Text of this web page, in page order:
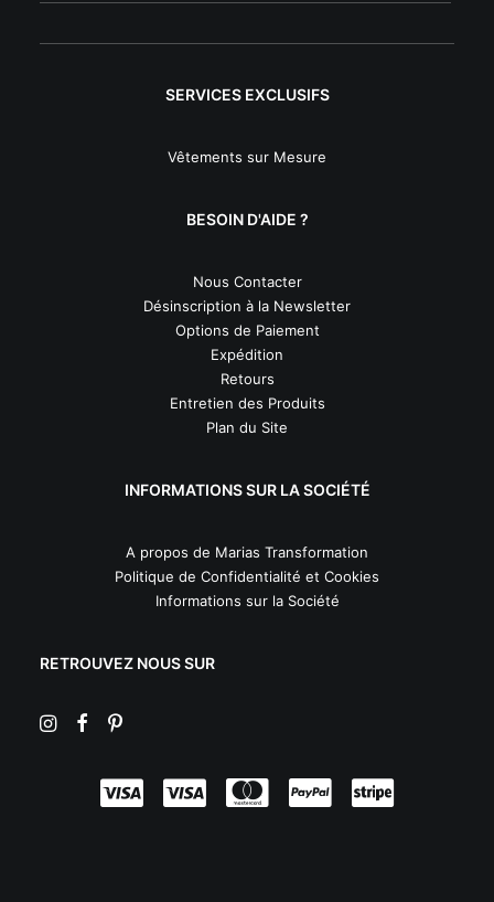
SERVICES EXCLUSIFS
Vêtements sur Mesure
BESOIN D'AIDE ?
Nous Contacter
Désinscription à la Newsletter
Options de Paiement
Expédition
Retours
Entretien des Produits
Plan du Site
INFORMATIONS SUR LA SOCIÉTÉ
A propos de Marias Transformation
Politique de Confidentialité et Cookies
Informations sur la Société
RETROUVEZ NOUS SUR